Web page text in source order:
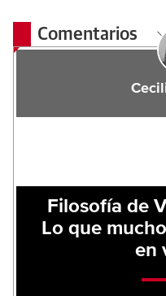
Comentarios
Filosofía de
Lo que
en